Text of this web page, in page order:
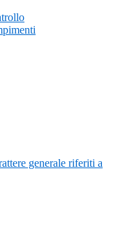
generale riferiti a